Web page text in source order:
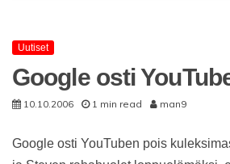
Uutiset
Google osti
10.10.2006 1 min read man9
Google osti YouTuben pois